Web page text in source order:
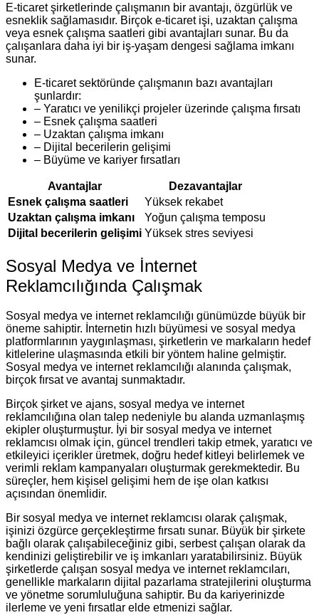
E-ticaret şirketlerinde çalışmanın bir avantajı, özgürlük ve
esneklik sağlamasıdır. Birçok e-ticaret işi, uzaktan çalışma
veya esnek çalışma saatleri gibi avantajları sunar. Bu da
çalışanlara daha iyi bir iş-yaşam dengesi sağlama imkanı
sunar.
E-ticaret sektöründe çalışmanın bazı avantajları
şunlardır:
– Yaratıcı ve yenilikçi projeler üzerinde çalışma fırsatı
– Esnek çalışma saatleri
– Uzaktan çalışma imkanı
– Dijital becerilerin gelişimi
– Büyüme ve kariyer fırsatları
Avantajlar
Dezavantajlar
Esnek çalışma saatleri
Yüksek rekabet
Uzaktan çalışma imkanı
Yoğun çalışma temposu
Dijital becerilerin gelişimi Yüksek stres seviyesi
Sosyal Medya ve İnternet
Reklamcılığında Çalışmak
Sosyal medya ve internet reklamcılığı günümüzde büyük bir
öneme sahiptir. İnternetin hızlı büyümesi ve sosyal medya
platformlarının yaygınlaşması, şirketlerin ve markaların hedef
kitlelerine ulaşmasında etkili bir yöntem haline gelmiştir.
Sosyal medya ve internet reklamcılığı alanında çalışmak,
birçok fırsat ve avantaj sunmaktadır.
Birçok şirket ve ajans, sosyal medya ve internet
reklamcılığına olan talep nedeniyle bu alanda uzmanlaşmış
ekipler oluşturmuştur. İyi bir sosyal medya ve internet
reklamcısı olmak için, güncel trendleri takip etmek, yaratıcı ve
etkileyici içerikler üretmek, doğru hedef kitleyi belirlemek ve
verimli reklam kampanyaları oluşturmak gerekmektedir. Bu
süreçler, hem kişisel gelişimi hem de işe olan katkısı
açısından önemlidir.
Bir sosyal medya ve internet reklamcısı olarak çalışmak,
işinizi özgürce gerçekleştirme fırsatı sunar. Büyük bir şirkete
bağlı olarak çalışabileceğiniz gibi, serbest çalışan olarak da
kendinizi geliştirebilir ve iş imkanları yaratabilirsiniz. Büyük
şirketlerde çalışan sosyal medya ve internet reklamcıları,
genellikle markaların dijital pazarlama stratejilerini oluşturma
ve yönetme sorumluluğuna sahiptir. Bu da kariyerinizde
ilerleme ve yeni fırsatlar elde etmenizi sağlar.